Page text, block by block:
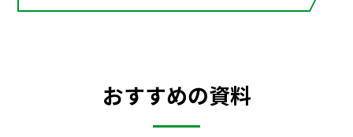
おすすめの資料